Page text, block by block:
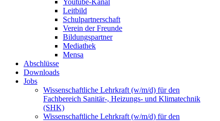
Leitbild
Schulpartnerschaft
Verein der Freunde
Bildungspartner
Mediathek
Mensa
Abschlüsse
Downloads
Jobs
Wissenschaftliche Lehrkraft (w/m/d) für den
Fachbereich Sanitär-, Heizungs- und Klimatechnik
(SHK)
Wissenschaftliche Lehrkraft (w/m/d) für den